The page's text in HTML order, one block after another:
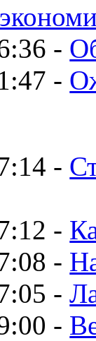
-
-
-
-
-
-
-